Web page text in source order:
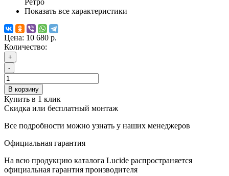
Ретро
Показать все характеристики
Цена: 10 680 р.
Количество:
+
-
В корзину
Купить в 1 клик
Скидка или бесплатный монтаж
Все подробности можно узнать у наших менеджеров
Официальная гарантия
На всю продукцию каталога Lucide распространяется
официальная гарантия производителя